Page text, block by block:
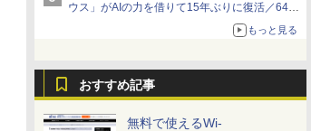
ウス」がAIの力を借りて15年ぶりに復活／64bit
化、Windows 10/11、「Chrome」も走り回
る。復活記念で2026年末まで500円
もっと見る
おすすめ記事
無料で使えるWi-